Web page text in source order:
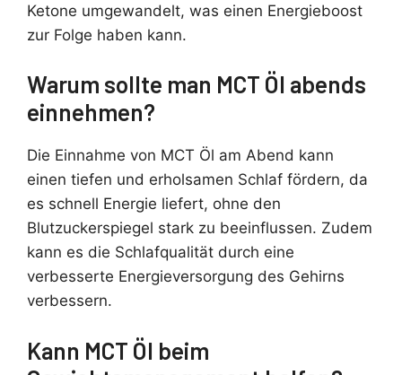
Ketone umgewandelt, was einen Energieboost
zur Folge haben kann.
Warum sollte man MCT Öl abends
einnehmen?
Die Einnahme von MCT Öl am Abend kann
einen tiefen und erholsamen Schlaf fördern, da
es schnell Energie liefert, ohne den
Blutzuckerspiegel stark zu beeinflussen. Zudem
kann es die Schlafqualität durch eine
verbesserte Energieversorgung des Gehirns
verbessern.
Kann MCT Öl beim